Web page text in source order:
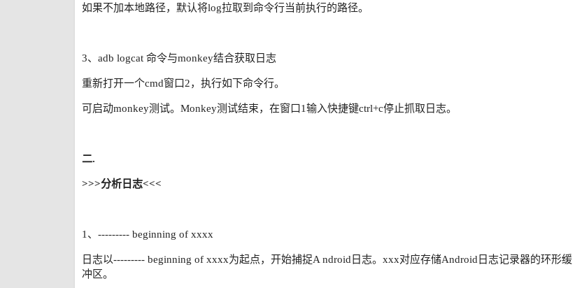
如果不加本地路径，默认将log拉取到命令行当前执行的路径。
3、adb logcat 命令与monkey结合获取日志
重新打开一个cmd窗口2，执行如下命令行。
可启动monkey测试。Monkey测试结束，在窗口1输入快捷键ctrl+c停止抓取日志。
二.
>>>分析日志<<<
1、--------- beginning of xxxx
日志以--------- beginning of xxxx为起点，开始捕捉A ndroid日志。xxx对应存储Android日志记录器的环形缓
冲区。